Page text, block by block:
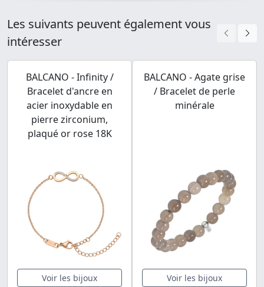
Les suivants peuvent également vous
intéresser
BALCANO - Infinity /
Bracelet d'ancre en
acier inoxydable en
pierre zirconium,
plaqué or rose 18K
Voir les bijoux
BALCANO - Agate grise
/ Bracelet de perle
minérale
Voir les bijoux